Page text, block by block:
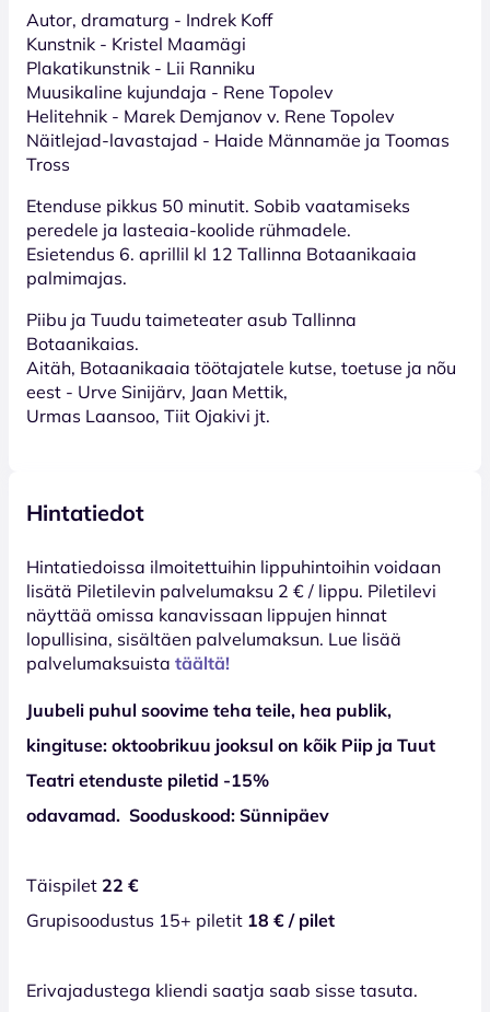
Autor, dramaturg - Indrek Koff
Kunstnik - Kristel Maamägi
Plakatikunstnik - Lii Ranniku
Muusikaline kujundaja - Rene Topolev
Helitehnik - Marek Demjanov v. Rene Topolev
Näitlejad-lavastajad - Haide Männamäe ja Toomas
Tross
Etenduse pikkus 50 minutit. Sobib vaatamiseks
peredele ja lasteaia-koolide rühmadele.
Esietendus 6. aprillil kl 12 Tallinna Botaanikaaia
palmimajas.
Piibu ja Tuudu taimeteater asub Tallinna
Botaanikaias.
Aitäh, Botaanikaaia töötajatele kutse, toetuse ja nõu
eest - Urve Sinijärv, Jaan Mettik,
Urmas Laansoo, Tiit Ojakivi jt.
Hintatiedot
Hinta­tiedoissa ilmoitettuihin lippuhintoihin voidaan
lisätä Piletilevin palvelumaksu 2 € / lippu. Piletilevi
näyttää omissa kanavissaan lippujen hinnat
lopullisina, sisältäen palvelumaksun. Lue lisää
palvelumaksuista täältä!
Juubeli puhul soovime teha teile, hea publik,
kingituse: oktoobrikuu jooksul on kõik Piip ja Tuut
Teatri etenduste piletid -15%
odavamad. Sooduskood: Sünnipäev
Täispilet 22 €
Grupisoodustus 15+ piletit 18 € / pilet
Erivajadustega kliendi saatja saab sisse tasuta.